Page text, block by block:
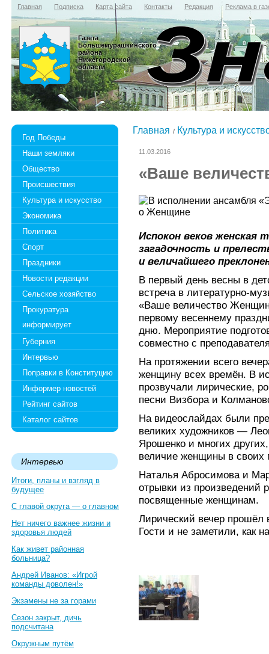
Главная Подписка Карта сайта Контакты Редакция Реклама в
Газета
Большемурашкинского
района
Нижегородской
области
Год Победы
Наши земляки
Общество
Происшествия
Культура и искусство
Экономика
Политика
Спорт
Праздники
Новости редакции
Сельское хозяйство
Прокуратура
информирует
Губерния
Интервью
Поправки в Конституцию
Информер новостей
Рейтинг сайтов
Каталог сайтов
Интервью
Итоги, планы и взгляд в
будущее
С главой округа — о главном
Нет ничего важнее жизни и
здоровья людей
Как живет районная
больница?
Андрей Иванов: «Игрой
команды доволен!»
Экзамены не за горами
Сезон закрыт, дичь
подсчитана
Окружным путём
Главная Культура и
11.03.2016
«Ваше
Испокон веков женская
загадочность и
и величайшего
В первый день весны в
встреча в литературно-
«Ваше величество
первому весеннему
дню. Мероприятие
совместно с
На протяжении всего
женщину всех времён. В
прозвучали лирические,
песни Визбора и
На видеослайдах были
великих художников —
Ярошенко и многих
величие женщины в своих
Наталья Абросимова и
отрывки из произведений
посвященные женщинам.
Лирический вечер прошёл
Гости и не заметили, как